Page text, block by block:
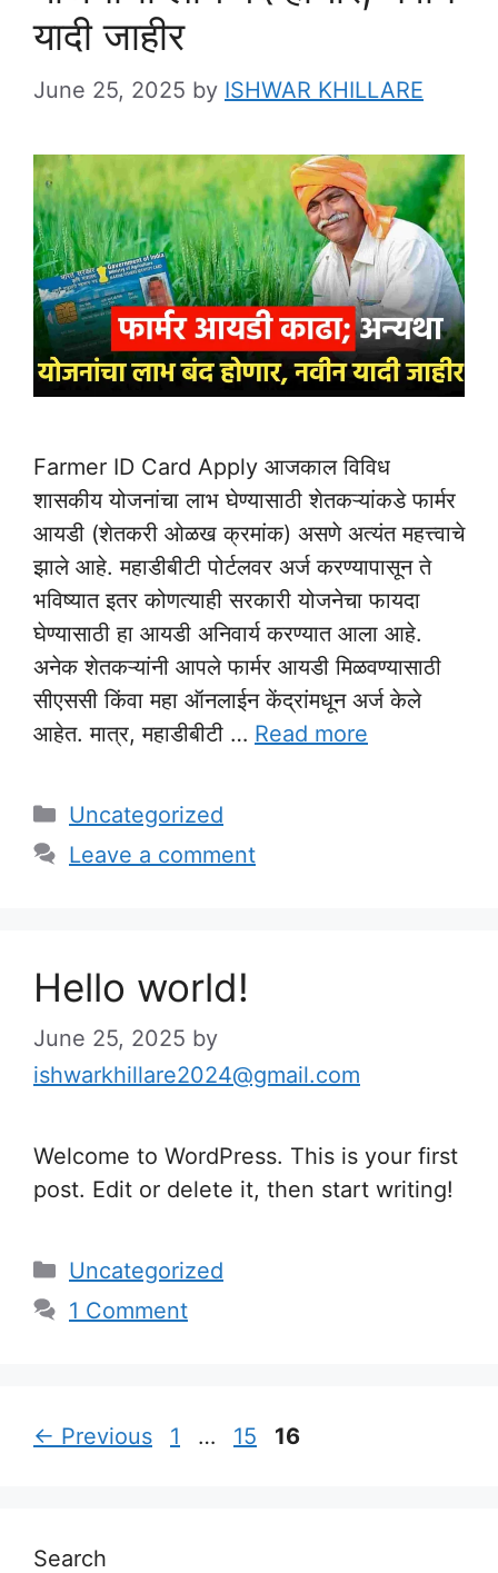
यादी जाहीर
June 25, 2025 by ISHWAR KHILLARE
Farmer ID Card Apply आजकाल विविध
शासकीय योजनांचा लाभ घेण्यासाठी शेतकऱ्यांकडे फार्मर
आयडी (शेतकरी ओळख क्रमांक) असणे अत्यंत महत्त्वाचे
झाले आहे. महाडीबीटी पोर्टलवर अर्ज करण्यापासून ते
भविष्यात इतर कोणत्याही सरकारी योजनेचा फायदा
घेण्यासाठी हा आयडी अनिवार्य करण्यात आला आहे.
अनेक शेतकऱ्यांनी आपले फार्मर आयडी मिळवण्यासाठी
सीएससी किंवा महा ऑनलाईन केंद्रांमधून अर्ज केले
आहेत. मात्र, महाडीबीटी … Read more
Categories
Uncategorized
Leave a comment
Hello world!
June 25, 2025 by
ishwarkhillare2024@gmail.com
Welcome to WordPress. This is your first
post. Edit or delete it, then start writing!
Categories
Uncategorized
1 Comment
← Previous Page
1 … Page
15 Page
16
Search